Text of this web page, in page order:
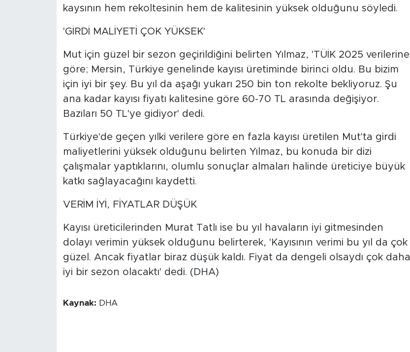
kaysının hem rekoltesinin hem de kalitesinin yüksek olduğunu söyledi.
'GİRDİ MALİYETİ ÇOK YÜKSEK'
Mut için güzel bir sezon geçirildiğini belirten Yılmaz, 'TÜİK 2025 verilerine
göre; Mersin, Türkiye genelinde kayısı üretiminde birinci oldu. Bu bizim
için iyi bir şey. Bu yıl da aşağı yukarı 250 bin ton rekolte bekliyoruz. Şu
ana kadar kayısı fiyatı kalitesine göre 60-70 TL arasında değişiyor.
Bazıları 50 TL'ye gidiyor' dedi.
Türkiye'de geçen yılki verilere göre en fazla kayısı üretilen Mut'ta girdi
maliyetlerini yüksek olduğunu belirten Yılmaz, bu konuda bir dizi
çalışmalar yaptıklarını, olumlu sonuçlar almaları halinde üreticiye büyük
katkı sağlayacağını kaydetti.
VERİM İYİ, FİYATLAR DÜŞÜK
Kayısı üreticilerinden Murat Tatlı ise bu yıl havaların iyi gitmesinden
dolayı verimin yüksek olduğunu belirterek, 'Kayısının verimi bu yıl da çok
güzel. Ancak fiyatlar biraz düşük kaldı. Fiyat da dengeli olsaydı çok daha
iyi bir sezon olacaktı' dedi. (DHA)
Kaynak: DHA